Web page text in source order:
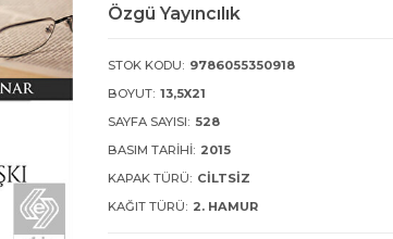
Özgü Yayıncılık
STOK KODU: 9786055350918
BOYUT: 13,5X21
SAYFA SAYISI: 528
BASIM TARIHI: 2015
KAPAK TÜRÜ: CILTSIZ
KAĞIT TÜRÜ: 2. HAMUR